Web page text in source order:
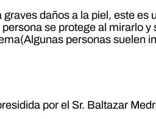
daños a la piel, este es
se protege al mirarlo y
personas suelen
por el Sr. Baltazar